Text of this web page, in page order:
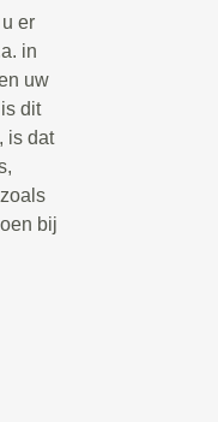
er
in
uw
dit
is dat
bij